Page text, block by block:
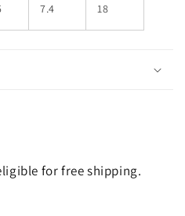
7.4 18
for free shipping.